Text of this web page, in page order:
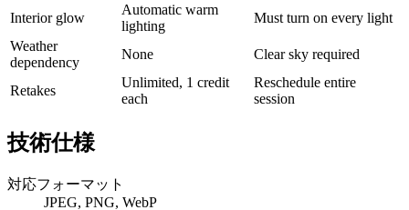
Interior glow
Automatic warm
lighting
Must turn on every light
Weather
dependency
None Clear sky required
Retakes
Unlimited, 1 credit
each
Reschedule entire
session
技術仕様
対応フォーマット
JPEG, PNG, WebP